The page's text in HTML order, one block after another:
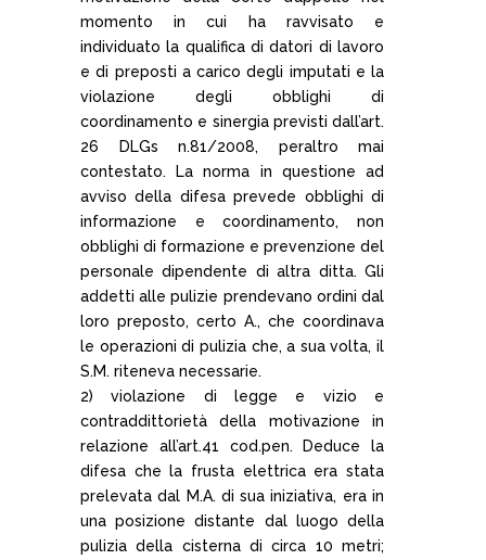
momento in cui ha ravvisato e
individuato la qualifica di datori di lavoro
e di preposti a carico degli imputati e la
violazione degli obblighi di
coordinamento e sinergia previsti dall’art.
26 DLGs n.81/2008, peraltro mai
contestato. La norma in questione ad
avviso della difesa prevede obblighi di
informazione e coordinamento, non
obblighi di formazione e prevenzione del
personale dipendente di altra ditta. Gli
addetti alle pulizie prendevano ordini dal
loro preposto, certo A., che coordinava
le operazioni di pulizia che, a sua volta, il
S.M. riteneva necessarie.
2) violazione di legge e vizio e
contraddittorietà della motivazione in
relazione all’art.41 cod.pen. Deduce la
difesa che la frusta elettrica era stata
prelevata dal M.A. di sua iniziativa, era in
una posizione distante dal luogo della
pulizia della cisterna di circa 10 metri;